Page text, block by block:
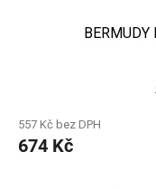
557 Kč bez DPH
674 Kč